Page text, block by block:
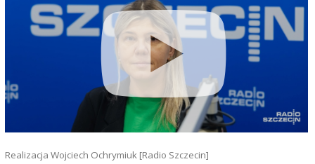
Realizacja Wojciech Ochrymiuk [Radio Szczecin]